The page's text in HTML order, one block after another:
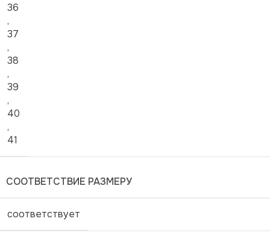
36
,
37
,
38
,
39
,
40
,
41
СООТВЕТСТВИЕ РАЗМЕРУ
соответствует